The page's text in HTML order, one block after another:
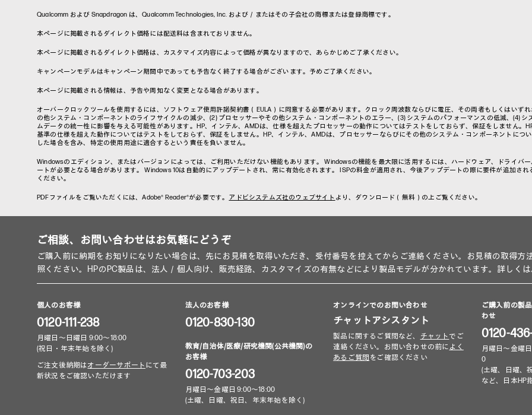
Qualcomm および Snapdragon は、Qualcomm Technologies, Inc. および／またはその子会社の商標または登録商標です。
本ページに掲載されるダイレクト価格には配送料は含まれておりません。
本ページに掲載されるダイレクト価格は、カスタマイズ内容によって価格が異なりますので、あらかじめご了承ください。
キャンペーンモデルはキャンペーン期間中であっても予告なく終了する場合がございます。予めご了承ください。
本ページに掲載される情報は、予告や周知なく変更となる場合があります。
オーバークロックツールを使用するには、ソフトウェア使用許諾契約書（EULA）に同意する必要があります。クロック周波数ならびに電圧、その両者もしくはいず
の他システム・コンポーネントのライフサイクルの減少、(2) プロセッサーやその他システム・コンポーネントのエラー、(3) システムのパフォーマンスの低減、(4)
ムデータの統一性に影響を与える可能性があります。HP、インテル、AMDは、仕様を超えたプロセッサーの動作についてはテストをしておらず、保証をしません。
基準の仕様を超えた動作についてはテストをしておらず、保証をしません。HP、インテル、AMDは、プロセッサーならびにその他のシステム・コンポーネントに
した場合を含み、特定の使用用途に適合するという責任を負いません。
Windowsのエディション、またはバージョンによっては、ご利用いただけない機能もあります。 Windowsの機能を最大限に活用するには、ハードウェア、ドライバ
ートが必要となる場合があります。 Windows 10は自動的にアップデートされ、常に有効化されます。 ISPの料金が適用され、今後アップデートの際に要件が追加さ
ください。
PDFファイルをご覧いただくには、Adobe® Reader®が必要です。 アドビシステムズ社のウェブサイト より、ダウンロード（無料）の上ご覧ください。
ご相談、お問い合わせはお気軽にどうぞ
ご購入前に納期をお知りになりたい場合は、先にお見積を取得いただき、受付番号を控えてからご連絡ください。お見積の取得方
照ください。HPのPC製品は、法人／個人向け、販売経路、カスタマイズの有無などにより製品モデルが分かれています。詳しくは
個人のお客様
0120-111-238
月曜日～日曜日 9:00～18:00
(祝日・年末年始を除く)
ご注文後納期はオーダーサポート にて最
新状況をご確認いただけます
法人のお客様
0120-830-130
教育/自治体/医療/研究機関(公共機関)の
お客様
0120-703-203
月曜日～金曜日 9:00～18:00
(土曜、日曜、祝日、年末年始を除く)
オンラインでのお問い合わせ
チャットアシスタント
製品に関するご質問など、 チャット でご
連絡ください。お問い合わせの前に よく
あるご質問 をご確認ください
ご購入前の製
わせ
0120-
月曜日～金曜
0
(土曜、日曜、
など、日本HP